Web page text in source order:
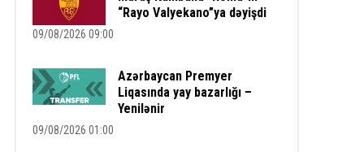
“Rayo Valyekano”ya dəyişdi
09/08/2026 09:00
Azərbaycan Premyer
Liqasında yay bazarlığı –
Yenilənir
09/08/2026 01:00